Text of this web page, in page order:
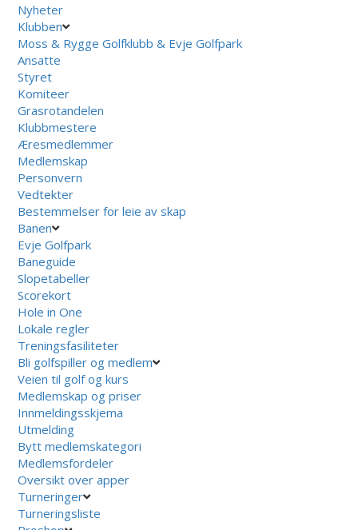
Nyheter
Klubben
Moss & Rygge Golfklubb & Evje Golfpark
Ansatte
Styret
Komiteer
Grasrotandelen
Klubbmestere
Æresmedlemmer
Medlemskap
Personvern
Vedtekter
Bestemmelser for leie av skap
Banen
Evje Golfpark
Baneguide
Slopetabeller
Scorekort
Hole in One
Lokale regler
Treningsfasiliteter
Bli golfspiller og medlem
Veien til golf og kurs
Medlemskap og priser
Innmeldingsskjema
Utmelding
Bytt medlemskategori
Medlemsfordeler
Oversikt over apper
Turneringer
Turneringsliste